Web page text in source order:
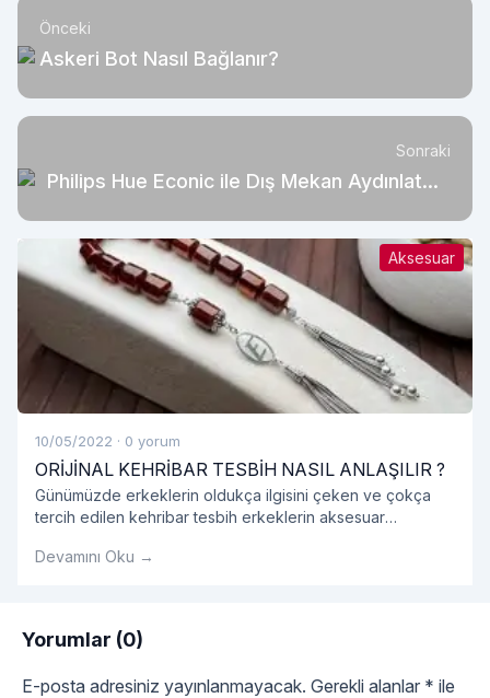
Önceki
Askeri Bot Nasıl Bağlanır?
Sonraki
Philips Hue Econic ile Dış Mekan Aydınlatma
Aksesuar
10/05/2022 · 0 yorum
ORİJİNAL KEHRİBAR TESBİH NASIL ANLAŞILIR ?
Günümüzde erkeklerin oldukça ilgisini çeken ve çokça
tercih edilen kehribar tesbih erkeklerin aksesuar
Genellikle hediyelik olarak alınan kehribar tesbih
Devamını Oku →
Yorumlar (0)
E-posta adresiniz yayınlanmayacak. Gerekli alanlar * ile